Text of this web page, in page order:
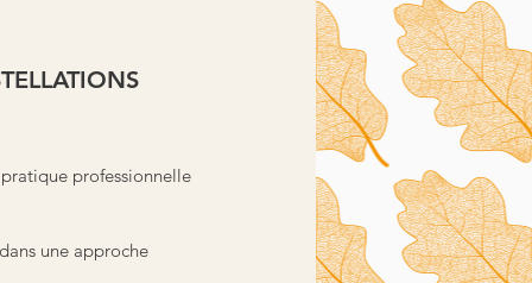
professionnelle
une approche